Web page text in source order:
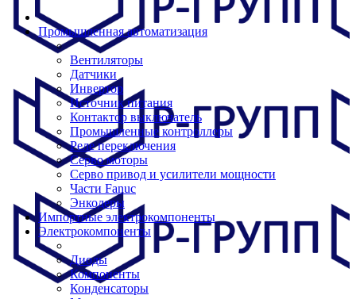
Промышленная автоматизация
Вентиляторы
Датчики
Инвертор
Источник питания
Контактор выключатель
Промышленные контроллеры
Реле переключения
Серво моторы
Серво привод и усилители мощности
Части Fanuc
Энкодеры
Импортные электрокомпоненты
Электрокомпоненты
Диоды
Компоненты
Конденсаторы